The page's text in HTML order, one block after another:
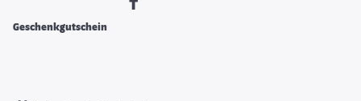
Geschenkgutschein